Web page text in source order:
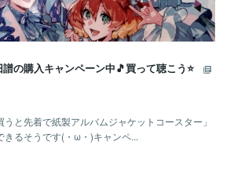
の購入キャンペーン中🎵買って聴こう⭐
と先着で紙製アルバムジャケットコースター」
きるそうです(・ω・)キャンペ...